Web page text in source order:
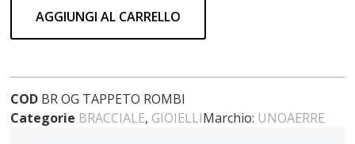
AGGIUNGI AL CARRELLO
COD BR OG TAPPETO ROMBI
Categorie BRACCIALE, GIOIELLIMarchio: UNOAERRE